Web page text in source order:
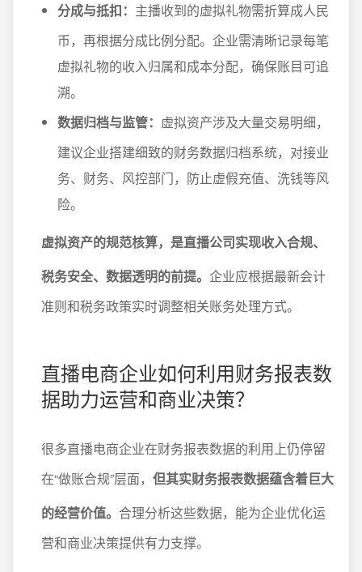
分成与抵扣： 主播收到的虚拟礼物需折算成人民
币，再根据分成比例分配。企业需清晰记录每笔
虚拟礼物的收入归属和成本分配，确保账目可追
溯。
数据归档与监管： 虚拟资产涉及大量交易明细，
建议企业搭建细致的财务数据归档系统，对接业
务、财务、风控部门，防止虚假充值、洗钱等风
险。
虚拟资产的规范核算，是直播公司实现收入合规、
税务安全、数据透明的前提。 企业应根据最新会计
准则和税务政策实时调整相关账务处理方式。
直播电商企业如何利用财务报表数
据助力运营和商业决策？
很多直播电商企业在财务报表数据的利用上仍停留
在“做账合规”层面， 但其实财务报表数据蕴含着巨大
的经营价值。 合理分析这些数据，能为企业优化运
营和商业决策提供有力支撑。